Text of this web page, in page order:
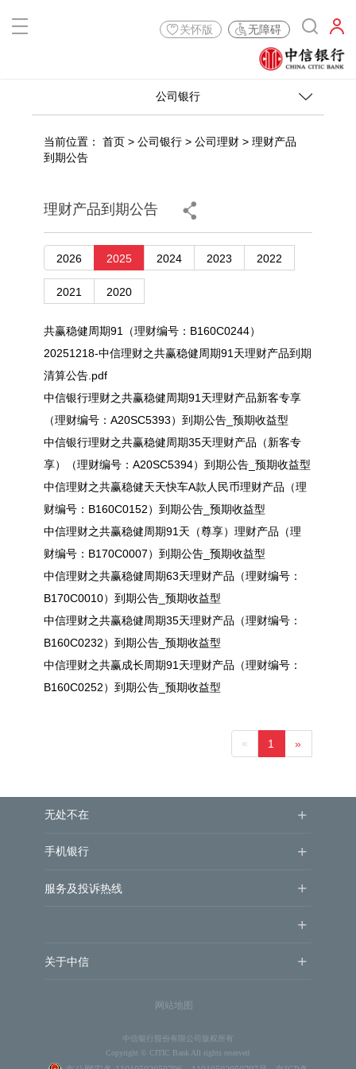
无障碍
关怀版
公司银行
当前位置：首页 >公司银行 >公司理财 >理财产品
到期公告
理财产品到期公告
2026 2025 2024 2023 2022
2021 2020
共赢稳健周期91（理财编号：B160C0244）
20251218-中信理财之共赢稳健周期91天理财产品到期
清算公告.pdf
中信银行理财之共赢稳健周期91天理财产品新客专享
（理财编号：A20SC5393）到期公告_预期收益型
中信银行理财之共赢稳健周期35天理财产品（新客专
享）（理财编号：A20SC5394）到期公告_预期收益型
中信理财之共赢稳健天天快车A款人民币理财产品（理
财编号：B160C0152）到期公告_预期收益型
中信理财之共赢稳健周期91天（尊享）理财产品（理
财编号：B170C0007）到期公告_预期收益型
中信理财之共赢稳健周期63天理财产品（理财编号：
B170C0010）到期公告_预期收益型
中信理财之共赢稳健周期35天理财产品（理财编号：
B160C0232）到期公告_预期收益型
中信理财之共赢成长周期91天理财产品（理财编号：
B160C0252）到期公告_预期收益型
« 1 »
无处不在 +
手机银行 +
服务及投诉热线
+
+
关于中信 +
网站地图
中信银行股份有限公司版权所有
Copyright © CITIC Bank All rights reserved